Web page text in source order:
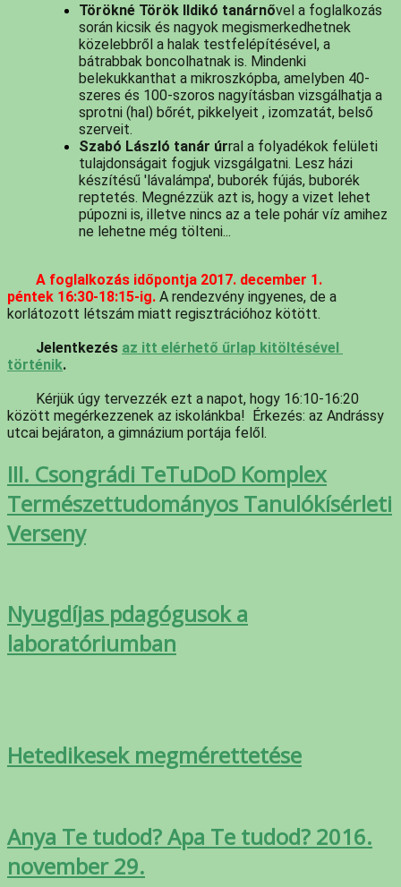
Törökné Török Ildikó tanárnővel a foglalkozás
során kicsik és nagyok megismerkedhetnek
közelebbről a halak testfelépítésével, a
bátrabbak boncolhatnak is. Mindenki
belekukkanthat a mikroszkópba, amelyben 40-
szeres és 100-szoros nagyításban vizsgálhatja a
sprotni (hal) bőrét, pikkelyeit , izomzatát, belső
szerveit.
Szabó László tanár úrral a folyadékok felületi
tulajdonságait fogjuk vizsgálgatni. Lesz házi
készítésű 'lávalámpa', buborék fújás, buborék
reptetés. Megnézzük azt is, hogy a vizet lehet
púpozni is, illetve nincs az a tele pohár víz amihez
ne lehetne még tölteni...
A foglalkozás időpontja 2017. december 1.
péntek 16:30-18:15-ig. A rendezvény ingyenes, de a
korlátozott létszám miatt regisztrációhoz kötött.
Jelentkezés az itt elérhető űrlap kitöltésével
történik.
között megérkezzenek az iskolánkba!  Érkezés: az Andrássy
utcai bejáraton, a gimnázium portája felől.
III. Csongrádi TeTuDoD Komplex
Természettudományos Tanulókísérleti
Verseny
Nyugdíjas pdagógusok a
laboratóriumban
Hetedikesek megmérettetése
Anya Te tudod? Apa Te tudod? 2016.
november 29.